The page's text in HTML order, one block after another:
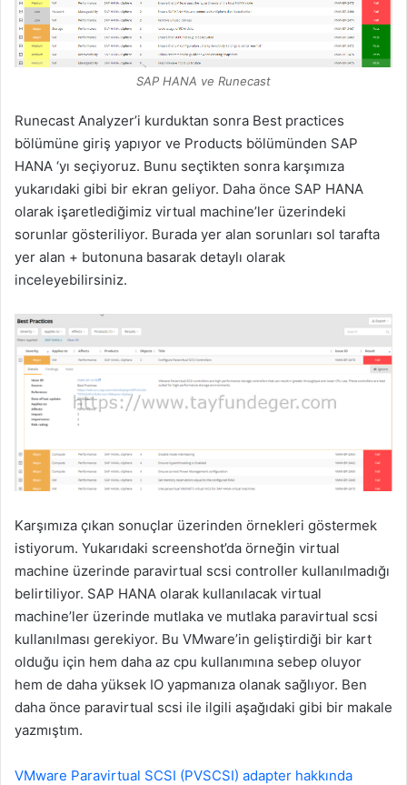
SAP HANA ve Runecast
Runecast Analyzer’i kurduktan sonra Best practices
bölümüne giriş yapıyor ve Products bölümünden SAP
HANA ‘yı seçiyoruz. Bunu seçtikten sonra karşımıza
yukarıdaki gibi bir ekran geliyor. Daha önce SAP HANA
olarak işaretlediğimiz virtual machine’ler üzerindeki
sorunlar gösteriliyor. Burada yer alan sorunları sol tarafta
yer alan + butonuna basarak detaylı olarak
inceleyebilirsiniz.
Karşımıza çıkan sonuçlar üzerinden örnekleri göstermek
istiyorum. Yukarıdaki screenshot’da örneğin virtual
machine üzerinde paravirtual scsi controller kullanılmadığı
belirtiliyor. SAP HANA olarak kullanılacak virtual
machine’ler üzerinde mutlaka ve mutlaka paravirtual scsi
kullanılması gerekiyor. Bu VMware’in geliştirdiği bir kart
olduğu için hem daha az cpu kullanımına sebep oluyor
hem de daha yüksek IO yapmanıza olanak sağlıyor. Ben
daha önce paravirtual scsi ile ilgili aşağıdaki gibi bir makale
yazmıştım.
VMware Paravirtual SCSI (PVSCSI) adapter hakkında